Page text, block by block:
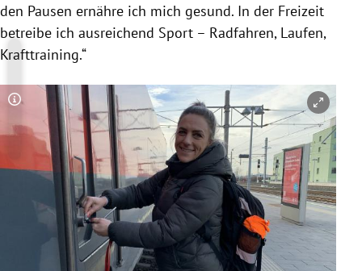
den Pausen ernähre ich mich gesund. In der Freizeit
betreibe ich ausreichend Sport – Radfahren, Laufen,
Krafttraining.“
Copyright-Hinweis öffnen/schließen